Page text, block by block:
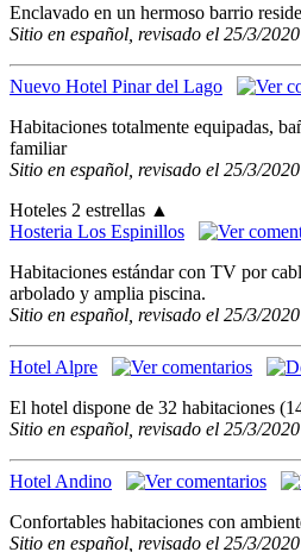
Enclavado en un hermoso barrio
Sitio en español, revisado el 25/3/2020
Nuevo Hotel Pinar del Lago
Habitaciones totalmente equipadas,
familiar
Sitio en español, revisado el 25/3/2020
Hoteles 2 estrellas ▲
Hosteria Los Espinillos
Habitaciones estándar con TV por
arbolado y amplia piscina.
Sitio en español, revisado el 25/3/2020
Hotel Alpre
El hotel dispone de 32 habitaciones
Sitio en español, revisado el 25/3/2020
Hotel Andino
Confortables habitaciones con
Sitio en español, revisado el 25/3/2020